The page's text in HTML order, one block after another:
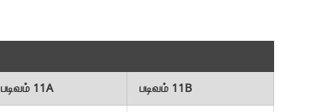
படிவம் 11A
படிவம் 11B